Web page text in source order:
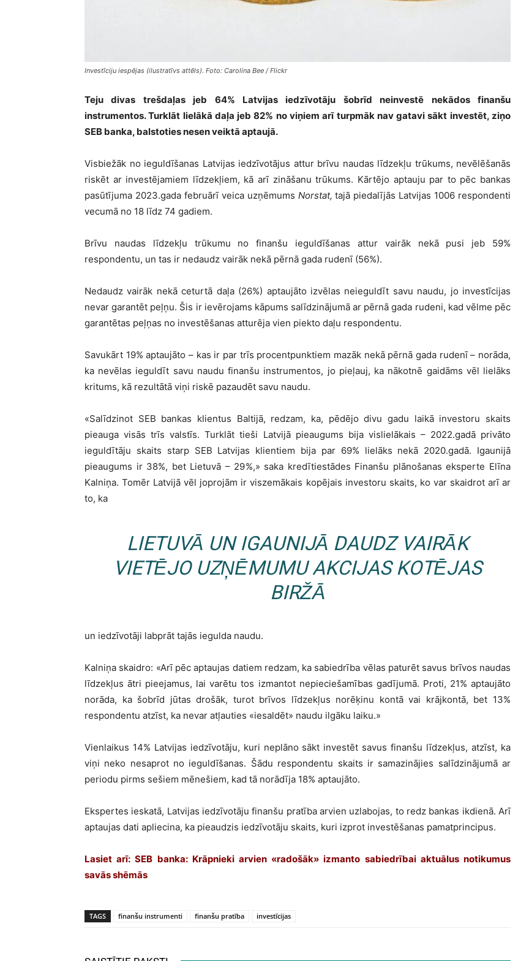
Investīciju iespējas (ilustratīvs attēls). Foto: Carolina Bee / Flickr
Teju divas trešdaļas jeb 64% Latvijas iedzīvotāju šobrīd neinvestē nekādos finanšu
instrumentos. Turklāt lielākā daļa jeb 82% no viņiem arī turpmāk nav gatavi sākt investēt, ziņo
SEB banka, balstoties nesen veiktā aptaujā.
Visbiežāk no ieguldīšanas Latvijas iedzīvotājus attur brīvu naudas līdzekļu trūkums, nevēlēšanās
riskēt ar investējamiem līdzekļiem, kā arī zināšanu trūkums. Kārtējo aptauju par to pēc bankas
pasūtījuma 2023.gada februārī veica uzņēmums Norstat,tajā piedalījās Latvijas 1006 respondenti
vecumā no 18 līdz 74 gadiem.
Brīvu naudas līdzekļu trūkumu no finanšu ieguldīšanas attur vairāk nekā pusi jeb 59%
respondentu, un tas ir nedaudz vairāk nekā pērnā gada rudenī (56%).
Nedaudz vairāk nekā ceturtā daļa (26%) aptaujāto izvēlas neieguldīt savu naudu, jo investīcijas
nevar garantēt peļņu. Šis ir ievērojams kāpums salīdzinājumā ar pērnā gada rudeni, kad vēlme pēc
garantētas peļņas no investēšanas atturēja vien piekto daļu respondentu.
Savukārt 19% aptaujāto – kas ir par trīs procentpunktiem mazāk nekā pērnā gada rudenī – norāda,
ka nevēlas ieguldīt savu naudu finanšu instrumentos, jo pieļauj, ka nākotnē gaidāms vēl lielāks
kritums, kā rezultātā viņi riskē pazaudēt savu naudu.
«Salīdzinot SEB bankas klientus Baltijā, redzam, ka, pēdējo divu gadu laikā investoru skaits
pieauga visās trīs valstīs. Turklāt tieši Latvijā pieaugums bija vislielākais – 2022.gadā privāto
ieguldītāju skaits starp SEB Latvijas klientiem bija par 69% lielāks nekā 2020.gadā. Igaunijā
pieaugums ir 38%, bet Lietuvā – 29%,» saka kredītiestādes Finanšu plānošanas eksperte Elīna
Kalniņa. Tomēr Latvijā vēl joprojām ir viszemākais kopējais investoru skaits, ko var skaidrot arī ar
to, ka
LIETUVĀ UN IGAUNIJĀ DAUDZ VAIRĀK
VIETĒJO UZŅĒMUMU AKCIJAS KOTĒJAS
BIRŽĀ
un iedzīvotāji labprāt tajās iegulda naudu.
Kalniņa skaidro: «Arī pēc aptaujas datiem redzam, ka sabiedrība vēlas paturēt savus brīvos naudas
līdzekļus ātri pieejamus, lai varētu tos izmantot nepieciešamības gadījumā. Proti, 21% aptaujāto
norāda, ka šobrīd jūtas drošāk, turot brīvos līdzekļus norēķinu kontā vai krājkontā, bet 13%
respondentu atzīst, ka nevar atļauties «iesaldēt» naudu ilgāku laiku.»
Vienlaikus 14% Latvijas iedzīvotāju, kuri neplāno sākt investēt savus finanšu līdzekļus, atzīst, ka
viņi neko nesaprot no ieguldīšanas. Šādu respondentu skaits ir samazinājies salīdzinājumā ar
periodu pirms sešiem mēnešiem, kad tā norādīja 18% aptaujāto.
Ekspertes ieskatā, Latvijas iedzīvotāju finanšu pratība arvien uzlabojas, to redz bankas ikdienā. Arī
aptaujas dati apliecina, ka pieaudzis iedzīvotāju skaits, kuri izprot investēšanas pamatprincipus.
Lasiet arī:SEB banka: Krāpnieki arvien «radošāk» izmanto sabiedrībai aktuālus notikumus
savās shēmās
TAGS finanšu instrumenti finanšu pratība investīcijas